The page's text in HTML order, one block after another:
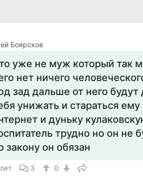
Боярсков
уже не муж который так
нет ничего
зад дальше от него
унижать и стараться
и дуньку
трудно но он не
закону он обязан
3 0